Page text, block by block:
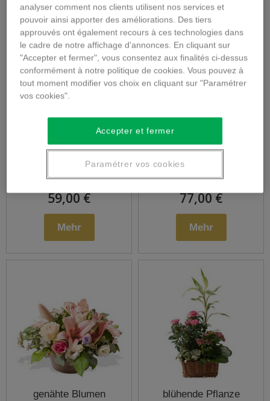
Seasonal Bouquet
59,00 €
Mehr
Montage Blumen
Höhe
77,00 €
Mehr
genähte Blumen
blühende Pflanze
analyser comment nos clients utilisent nos services et
pouvoir ainsi apporter des améliorations. Des tiers
approuvés ont également recours à ces technologies dans
le cadre de notre affichage d'annonces. En cliquant sur
"Accepter et fermer", vous consentez aux finalités ci-dessus
conformément à notre politique de cookies. Vous pouvez à
tout moment modifier vos choix en cliquant sur "Paramétrer
vos cookies".
Accepter et fermer
Paramétrer vos cookies